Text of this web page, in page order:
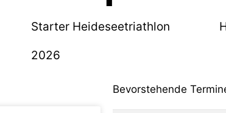
Starter Heideseetriathlon
2026
Bevorstehende